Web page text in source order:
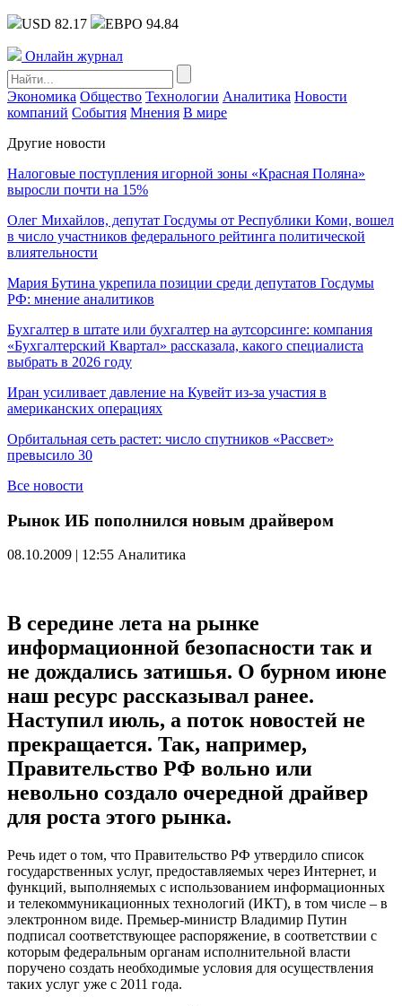
USD 82.17 ЕВРО 94.84
Онлайн журнал
Экономика Общество Технологии Аналитика Новости
компаний События Мнения В мире
Другие новости
Налоговые поступления игорной зоны «Красная Поляна»
выросли почти на 15%
Олег Михайлов, депутат Госдумы от Республики Коми, вошел
в число участников федерального рейтинга политической
влиятельности
Мария Бутина укрепила позиции среди депутатов Госдумы
РФ: мнение аналитиков
Бухгалтер в штате или бухгалтер на аутсорсинге: компания
«Бухгалтерский Квартал» рассказала, какого специалиста
выбрать в 2026 году
Иран усиливает давление на Кувейт из-за участия в
американских операциях
Орбитальная сеть растет: число спутников «Рассвет»
превысило 30
Все новости
Рынок ИБ пополнился новым драйвером
08.10.2009 | 12:55 Аналитика
В середине лета на рынке
информационной безопасности так и
не дождались затишья. О бурном июне
наш ресурс рассказывал ранее.
Наступил июль, а поток новостей не
прекращается. Так, например,
Правительство РФ вольно или
невольно создало очередной драйвер
для роста этого рынка.
Речь идет о том, что Правительство РФ утвердило список
государственных услуг, предоставляемых через Интернет, и
функций, выполняемых с использованием информационных
и телекоммуникационных технологий (ИКТ), в том числе – в
электронном виде. Премьер-министр Владимир Путин
подписал соответствующее распоряжение, в соответствии с
которым федеральным органам исполнительной власти
поручено создать необходимые условия для осуществления
таких услуг уже с 2011 года.